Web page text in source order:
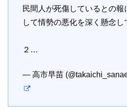
民間人が死傷しているとの報
して情勢の悪化を深く懸念し
２…
— 高市早苗